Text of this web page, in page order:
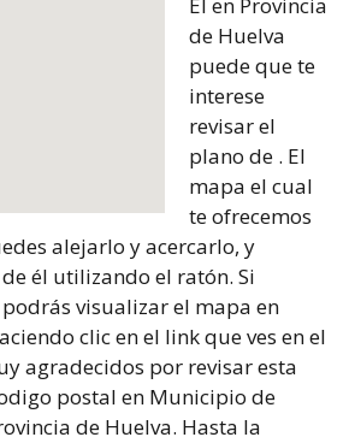
El en Provincia
de Huelva
puede que te
interese
revisar el
plano de . El
mapa el cual
te ofrecemos
alejarlo y acercarlo, y
él utilizando el ratón. Si
visualizar el mapa en
clic en el link que ves en el
agradecidos por revisar esta
postal en Municipio de
de Huelva. Hasta la